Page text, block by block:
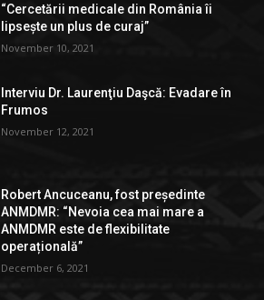
“Cercetării medicale din România îi
lipsește un plus de curaj”
November 10, 2021
Interviu Dr. Laurenţiu Daşcă: Evadare în
Frumos
November 12, 2021
Robert Ancuceanu, fost președinte
ANMDMR: “Nevoia cea mai mare a
ANMDMR este de flexibilitate
operațională”
December 6, 2021